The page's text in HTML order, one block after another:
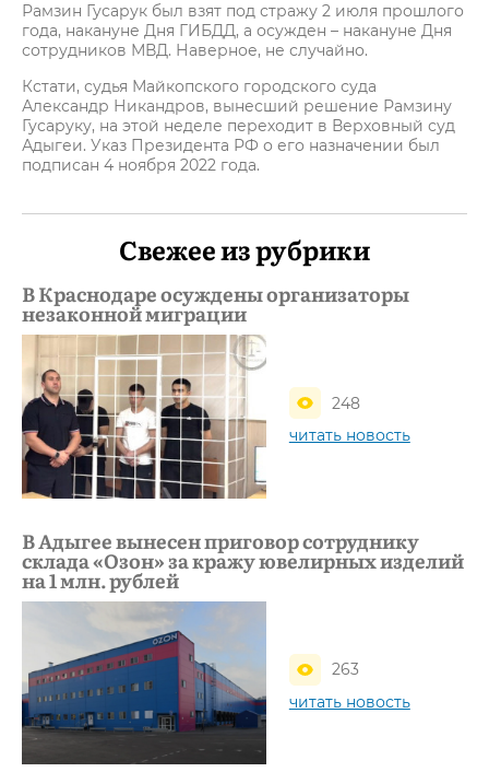
Рамзин Гусарук был взят под стражу 2 июля прошлого
года, накануне Дня ГИБДД, а осужден – накануне Дня
сотрудников МВД. Наверное, не случайно.
Кстати, судья Майкопского городского суда
Александр Никандров, вынесший решение Рамзину
Гусаруку, на этой неделе переходит в Верховный суд
Адыгеи. Указ Президента РФ о его назначении был
подписан 4 ноября 2022 года.
Свежее из рубрики
В Краснодаре осуждены организаторы
незаконной миграции
248
читать новость
В Адыгее вынесен приговор сотруднику
склада «Озон» за кражу ювелирных изделий
на 1 млн. рублей
263
читать новость